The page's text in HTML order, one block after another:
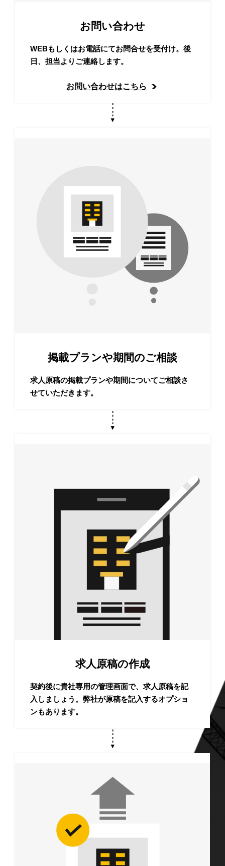
お問い合わせ
WEBもしくはお電話にてお問合せを受付け。後
日、担当よりご連絡します。
お問い合わせはこちら
掲載プランや期間のご相談
求人原稿の掲載プランや期間についてご相談さ
せていただきます。
求人原稿の作成
契約後に貴社専用の管理画面で、求人原稿を記
入しましょう。弊社が原稿を記入するオプショ
ンもあります。